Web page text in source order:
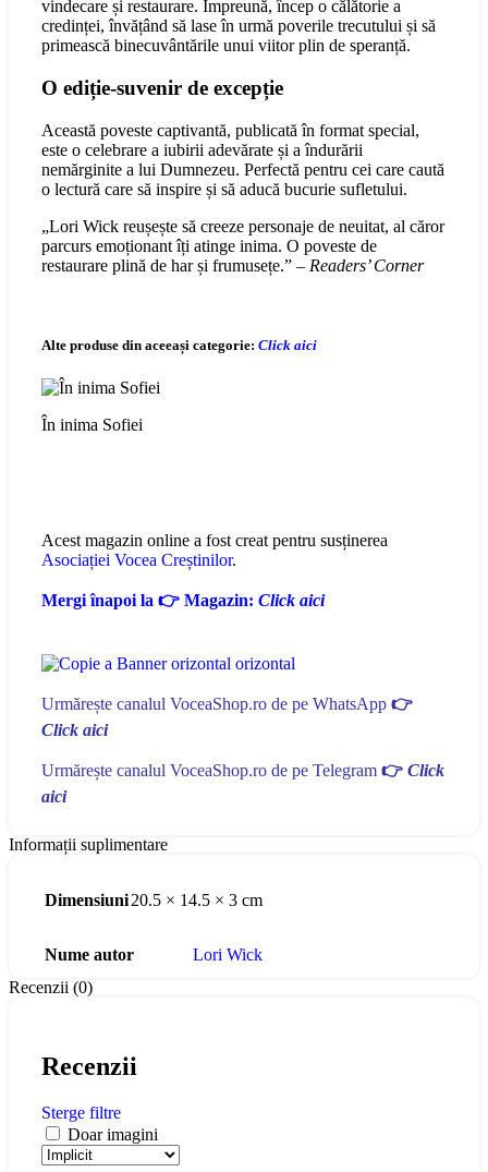
vindecare și restaurare. Împreună, încep o călătorie a
credinței, învățând să lase în urmă poverile trecutului și să
primească binecuvântările unui viitor plin de speranță.
O ediție-suvenir de excepție
Această poveste captivantă, publicată în format special,
este o celebrare a iubirii adevărate și a îndurării
nemărginite a lui Dumnezeu. Perfectă pentru cei care caută
o lectură care să inspire și să aducă bucurie sufletului.
„Lori Wick reușește să creeze personaje de neuitat, al căror
parcurs emoționant îți atinge inima. O poveste de
restaurare plină de har și frumusețe.” – Readers’ Corner
Alte produse din aceeași categorie: Click aici
În inima Sofiei
Acest magazin online a fost creat pentru susținerea
Asociației Vocea Creștinilor.
Mergi înapoi la 👉 Magazin: Click aici
Urmărește canalul VoceaShop.ro de pe WhatsApp 👉
Click aici
Urmărește canalul VoceaShop.ro de pe Telegram 👉 Click
aici
Informații suplimentare
Dimensiuni20.5 × 14.5 × 3 cm
Nume autor
Lori Wick
Recenzii (0)
Recenzii
Sterge filtre
Doar imagini